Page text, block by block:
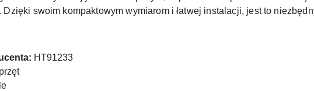
Dzięki swoim kompaktowym wymiarom i łatwej instalacji, jest to
HT91233